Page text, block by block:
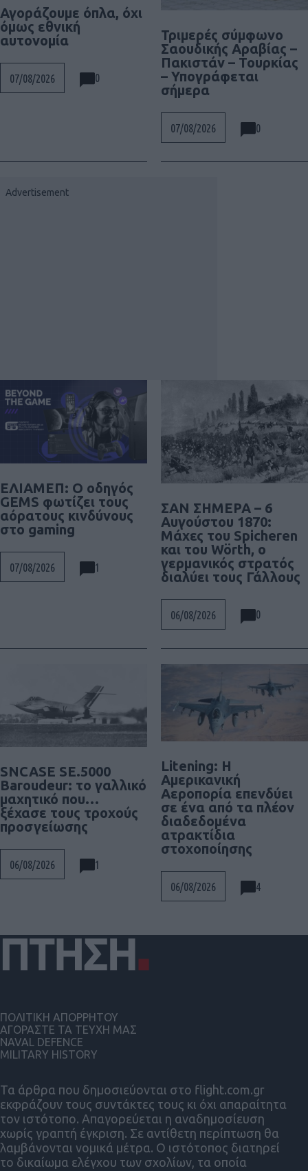
Αγοράζουμε όπλα, όχι
όμως εθνική
αυτονομία
07/08/2026 0
Τριμερές σύμφωνο
Σαουδικής Αραβίας –
Πακιστάν – Τουρκίας
– Υπογράφεται
σήμερα
07/08/2026 0
ΕΛΙΑΜΕΠ: Ο οδηγός
GEMS φωτίζει τους
αόρατους κινδύνους
στο gaming
07/08/2026 1
ΣΑΝ ΣΗΜΕΡΑ – 6
Αυγούστου 1870:
Μάχες του Spicheren
και του Wörth, ο
γερμανικός στρατός
διαλύει τους Γάλλους
06/08/2026 0
SNCASE SE.5000
Baroudeur: το γαλλικό
μαχητικό που…
ξέχασε τους τροχούς
προσγείωσης
06/08/2026 1
Litening: Η
Αμερικανική
Αεροπορία επενδύει
σε ένα από τα πλέον
διαδεδομένα
ατρακτίδια
στοχοποίησης
06/08/2026 4
Τα άρθρα που δημοσιεύονται στο flight.com.gr
εκφράζουν τους συντάκτες τους κι όχι απαραίτητα
τον ιστότοπο. Απαγορεύεται η αναδημοσίευση
χωρίς γραπτή έγκριση. Σε αντίθετη περίπτωση θα
λαμβάνονται νομικά μέτρα. Ο ιστότοπος διατηρεί
το δικαίωμα ελέγχου των σχολίων, τα οποία
ΠΟΛΙΤΙΚΗ ΑΠΟΡΡΗΤΟΥ
ΑΓΟΡΑΣΤΕ ΤΑ ΤΕΥΧΗ ΜΑΣ
NAVAL DEFENCE
MILITARY HISTORY